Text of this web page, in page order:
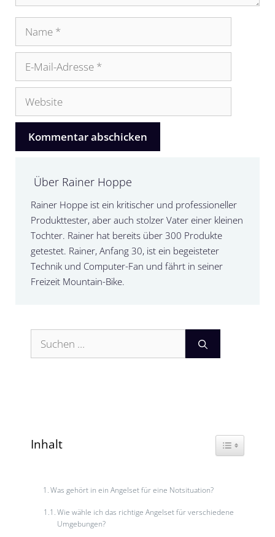
Name
Mail-
Adresse
Website
Über Rainer Hoppe
Rainer Hoppe ist ein kritischer und professioneller
Produkttester, aber auch stolzer Vater einer kleinen
Tochter. Rainer hat bereits über 300 Produkte
getestet. Rainer, Anfang 30, ist ein begeisteter
Technik und Computer-Fan und fährt in seiner
Freizeit Mountain-Bike.
Suchen
nach:
Inhalt Toggle
Was gehört in ein Angelset für eine Notsituation?
Wie wähle ich das richtige Angelset für verschiedene
Umgebungen?